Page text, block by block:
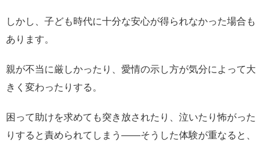
しかし、子ども時代に十分な安心が得られなかった場合も
あります。
親が不当に厳しかったり、愛情の示し方が気分によって大
きく変わったりする。
困って助けを求めても突き放されたり、泣いたり怖がった
りすると責められてしまう――そうした体験が重なると、